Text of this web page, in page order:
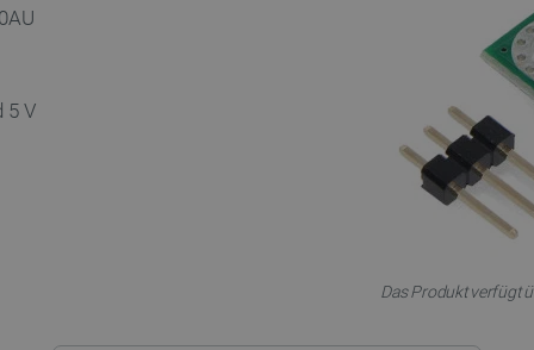
5 V
Das Produkt verfügt
und anonyme Benutzer-
Dieses Cookie wird verwendet,
Seitenanforderungen zu verwalten.
Dieses Cookie wird verwendet,
der Inhalt des Einkaufswagens
durch verschiedene Seiten des
den Shop verlässt und später
Cookie, das von Anwendungen
Sprache basieren. Dies ist eine
Verwalten von
Site spezifisch sein. Ein gutes